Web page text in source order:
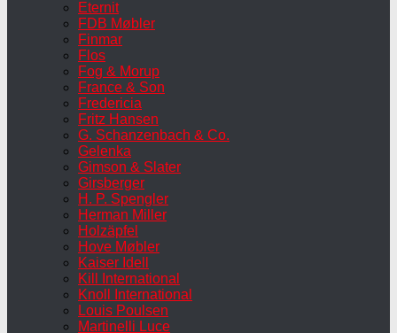
Eternit
FDB Møbler
Finmar
Flos
Fog & Morup
France & Son
Fredericia
Fritz Hansen
G. Schanzenbach & Co.
Gelenka
Gimson & Slater
Girsberger
H. P. Spengler
Herman Miller
Holzäpfel
Hove Møbler
Kaiser Idell
Kill International
Knoll International
Louis Poulsen
Martinelli Luce